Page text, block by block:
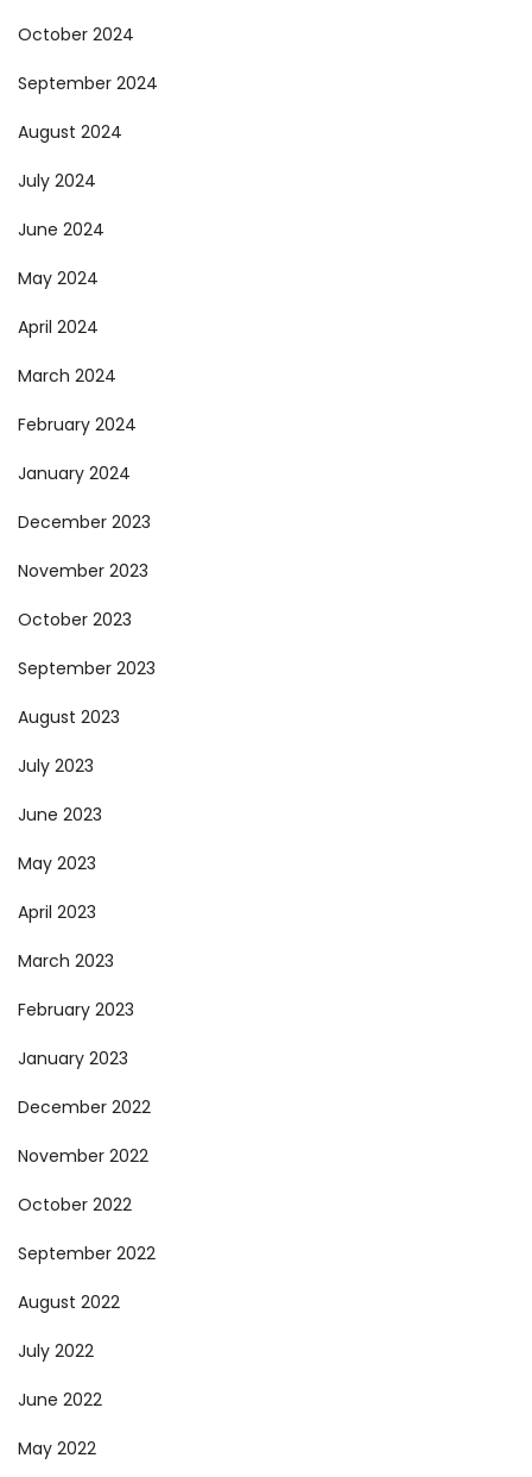
October 2024
September 2024
August 2024
July 2024
June 2024
May 2024
April 2024
March 2024
February 2024
January 2024
December 2023
November 2023
October 2023
September 2023
August 2023
July 2023
June 2023
May 2023
April 2023
March 2023
February 2023
January 2023
December 2022
November 2022
October 2022
September 2022
August 2022
July 2022
June 2022
May 2022